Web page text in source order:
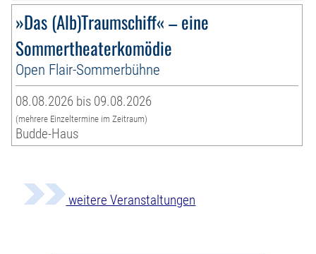
»Das (Alb)Traumschiff« – eine
Sommertheaterkomödie
Open Flair-Sommerbühne
08.08.2026 bis 09.08.2026
(mehrere Einzeltermine im Zeitraum)
Budde-Haus
weitere Veranstaltungen